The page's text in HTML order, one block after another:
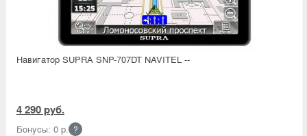
Навигатор SUPRA SNP-707DT NAVITEL --
4 290 руб.
Бонусы: 0 р. ?